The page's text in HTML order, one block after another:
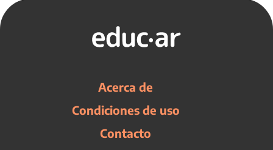
Acerca de
Condiciones de uso
Contacto